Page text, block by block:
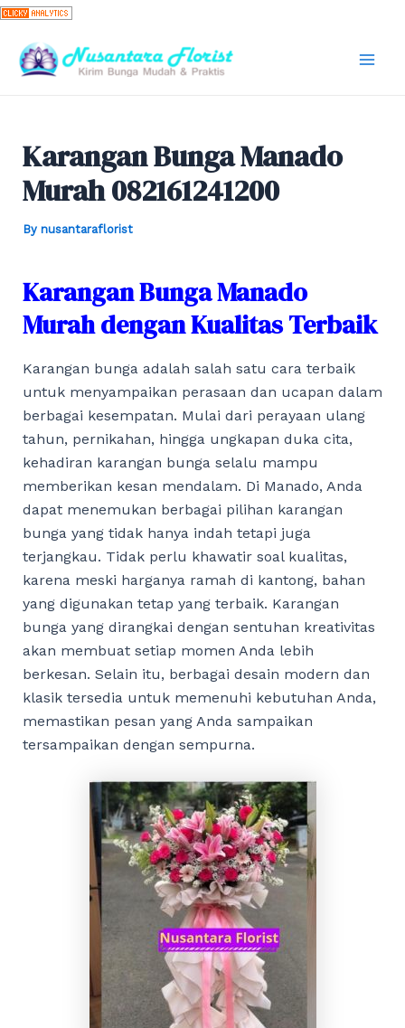
Skip
content
Karangan Bunga Manado
Murah 082161241200
By nusantaraflorist
Karangan Bunga Manado
Murah dengan Kualitas Terbaik
Karangan bunga adalah salah satu cara terbaik
untuk menyampaikan perasaan dan ucapan dalam
berbagai kesempatan. Mulai dari perayaan ulang
tahun, pernikahan, hingga ungkapan duka cita,
kehadiran karangan bunga selalu mampu
memberikan kesan mendalam. Di Manado, Anda
dapat menemukan berbagai pilihan karangan
bunga yang tidak hanya indah tetapi juga
terjangkau. Tidak perlu khawatir soal kualitas,
karena meski harganya ramah di kantong, bahan
yang digunakan tetap yang terbaik. Karangan
bunga yang dirangkai dengan sentuhan kreativitas
akan membuat setiap momen Anda lebih
berkesan. Selain itu, berbagai desain modern dan
klasik tersedia untuk memenuhi kebutuhan Anda,
memastikan pesan yang Anda sampaikan
tersampaikan dengan sempurna.